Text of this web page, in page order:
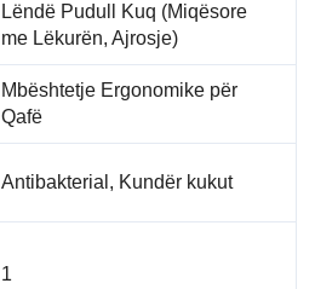
Lëndë Pudull Kuq (Miqësore
me Lëkurën, Ajrosje)
Mbështetje Ergonomike për
Qafë
Antibakterial, Kundër kukut
1